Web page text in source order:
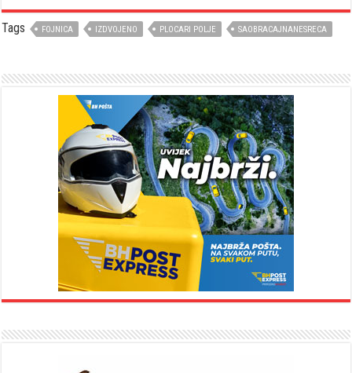
Tags FOJNICA IZDVOJENO PLOCARI POLJE SAOBRACAJNANESRECA